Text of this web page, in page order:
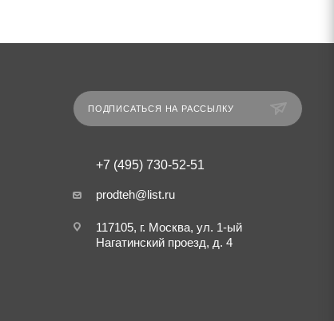
ПОДПИСАТЬСЯ НА РАССЫЛКУ
+7 (495) 730-52-51
prodteh@list.ru
117105, г. Москва, ул. 1-ый
Нагатинский проезд, д. 4